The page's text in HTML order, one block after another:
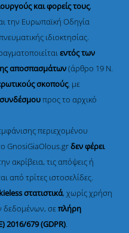
και φορείς τους,
την Ευρωπαϊκή Οδηγία
ιδιοκτησίας.
εντός των
αποσπασμάτων(άρθρο 19 Ν.
σκοπούς, με
προς το αρχικό
περιεχομένου
GnosiGiaOlous.grδεν φέρει
ακρίβεια, τις απόψεις ή
από τρίτες ιστοσελίδες.
στατιστικά, χωρίς χρήση
δεδομένων, σεπλήρη
2016/679 (GDPR).